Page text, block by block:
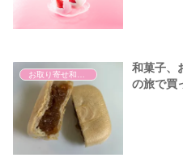
お取り寄せ和菓子
和菓子、
の旅で買